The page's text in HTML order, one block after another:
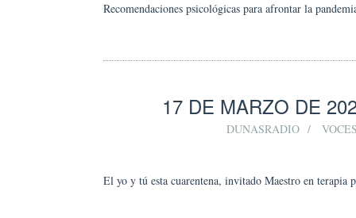
Recomendaciones psicológicas para afrontar la
17 DE MARZO DE
DUNASRADIO
El yo y tú esta cuarentena, invitado Maestro en terapia